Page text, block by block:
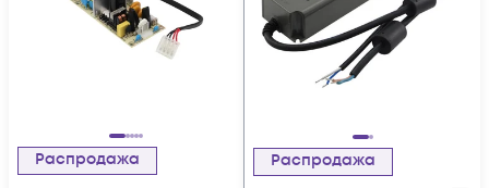
Распродажа Распродажа